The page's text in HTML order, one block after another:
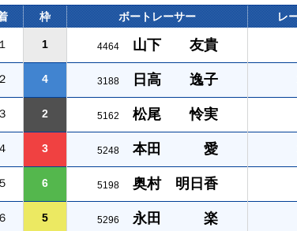
枠 ボートレーサー レ
１ 1 4464 山下 友貴
２ 4 3188 日高 逸子
３ 2 5162 松尾 怜実
４ 3 5248 本田 愛
５ 6 5198 奥村 明日香
６ 5 5296 永田 楽